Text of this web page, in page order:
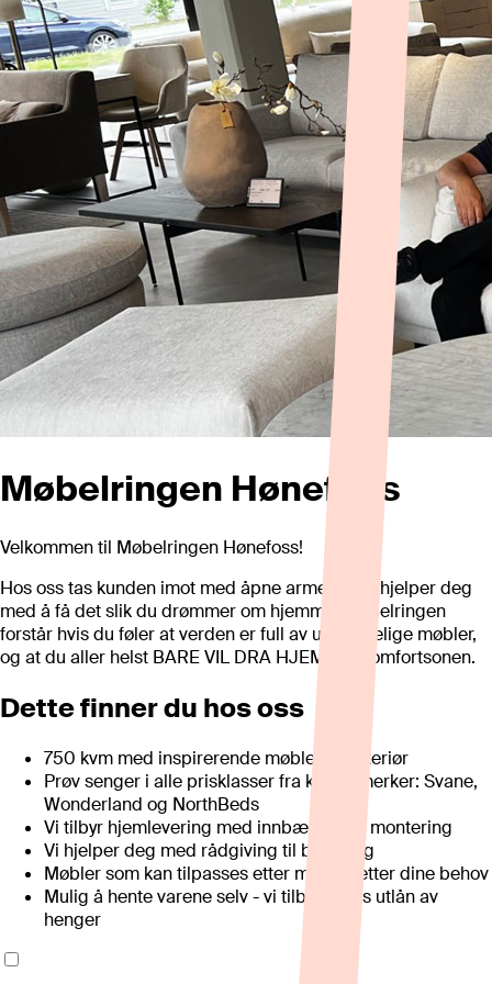
Møbelringen Hønefoss
Velkommen til Møbelringen Hønefoss!
Hos oss tas kunden imot med åpne armener. Vi hjelper deg
med å få det slik du drømmer om hjemme. Møbelringen
forstår hvis du føler at verden er full av ubehagelige møbler,
og at du aller helst BARE VIL DRA HJEM – til komfortsonen.
Dette finner du hos oss
750 kvm med inspirerende møbler og interiør
Prøv senger i alle prisklasser fra kjente merker: Svane,
Wonderland og NorthBeds
Vi tilbyr hjemlevering med innbæring og montering
Vi hjelper deg med rådgiving til bestilling
Møbler som kan tilpasses etter mål, og etter dine behov
Mulig å hente varene selv - vi tilbyr gratis utlån av
henger